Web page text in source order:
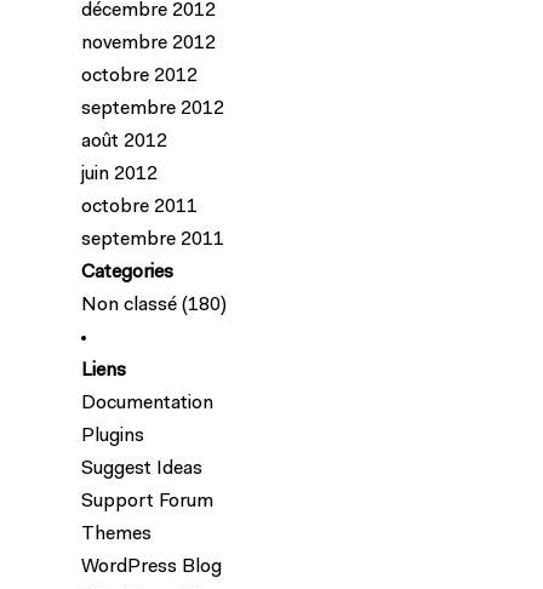
décembre 2012
novembre 2012
octobre 2012
septembre 2012
août 2012
juin 2012
octobre 2011
septembre 2011
Categories
Non classé (180)
Liens
Documentation
Plugins
Suggest Ideas
Support Forum
Themes
WordPress Blog